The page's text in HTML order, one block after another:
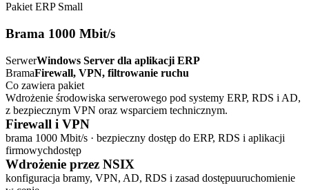
Pakiet ERP Small
Brama 1000 Mbit/s
SerwerWindows Server dla aplikacji ERP
BramaFirewall, VPN, filtrowanie ruchu
Co zawiera pakiet
Wdrożenie środowiska serwerowego pod systemy ERP, RDS i AD,
z bezpiecznym VPN oraz wsparciem technicznym.
Firewall i VPN
brama 1000 Mbit/s · bezpieczny dostęp do ERP, RDS i aplikacji
firmowychdostęp
Wdrożenie przez NSIX
konfiguracja bramy, VPN, AD, RDS i zasad dostępuuruchomienie